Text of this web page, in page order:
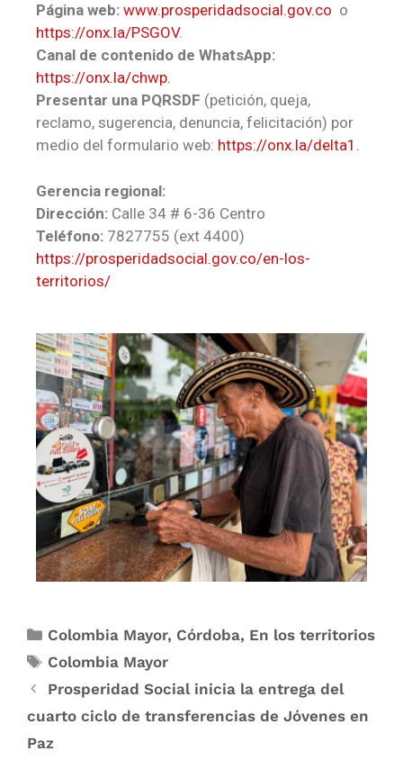
Página web: www.prosperidadsocial.gov.co o
https://onx.la/PSGOV.
Canal de contenido de WhatsApp:
https://onx.la/chwp.
Presentar una PQRSDF (petición, queja,
reclamo, sugerencia, denuncia, felicitación) por
medio del formulario web: https://onx.la/delta1.
Gerencia regional:
Dirección: Calle 34 # 6-36 Centro
Teléfono: 7827755 (ext 4400)
https://prosperidadsocial.gov.co/en-los-
territorios/
Colombia Mayor, Córdoba, En los territorios
Colombia Mayor
Prosperidad Social inicia la entrega del
cuarto ciclo de transferencias de Jóvenes en
Paz